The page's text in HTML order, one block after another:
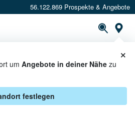
56.122.869 Prospekte & Angebote
um Angebote in deiner Nähe zu
festlegen
×
STRUVE -